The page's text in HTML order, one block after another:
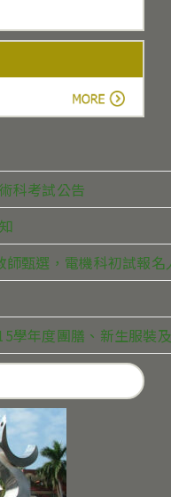
科考試公告
甄選，電機科初試報
學年度團膳、新生服裝